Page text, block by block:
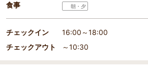
食事 朝・夕
チェックイン
16:00～18:00
チェックアウト
～10:30